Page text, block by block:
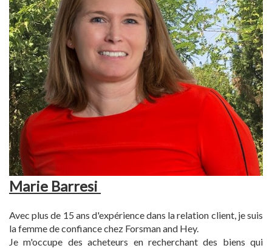
Marie Barresi
Avec plus de 15 ans d'expérience dans la relation client, je suis
la femme de confiance chez Forsman and Hey.
Je m'occupe des acheteurs en recherchant des biens qui